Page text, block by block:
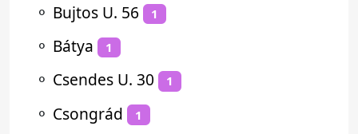
⚬ Bujtos U. 56 1
⚬ Bátya 1
⚬ Csendes U. 30 1
⚬ Csongrád 1